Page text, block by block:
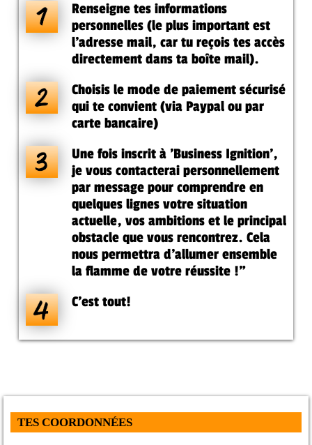
Renseigne tes informations
personnelles (le plus important est
l’adresse mail, car tu reçois tes accès
directement dans ta boîte mail).
Choisis le mode de paiement sécurisé
qui te convient (via Paypal ou par
carte bancaire)
Une fois inscrit à 'Business Ignition',
je vous contacterai personnellement
par message pour comprendre en
quelques lignes votre situation
actuelle, vos ambitions et le principal
obstacle que vous rencontrez. Cela
nous permettra d'allumer ensemble
la flamme de votre réussite !"
C'est tout!
TES COORDONNÉES